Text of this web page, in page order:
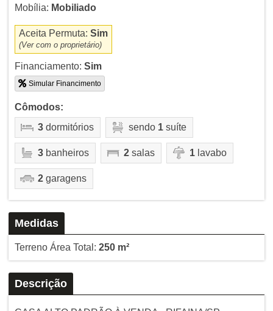
Mobília: Mobiliado
Aceita Permuta: Sim
(Ver com o proprietário)
Financiamento: Sim
Simular Financimento
Cômodos:
3dormitórios sendo 1suíte
3banheiros 2salas 1lavabo
2garagens
Medidas
Terreno Área Total: 250 m²
Descrição